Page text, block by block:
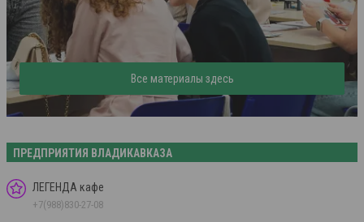
Все материалы здесь
ПРЕДПРИЯТИЯ ВЛАДИКАВКАЗА
ЛЕГЕНДА кафе
+7(988)830-27-08